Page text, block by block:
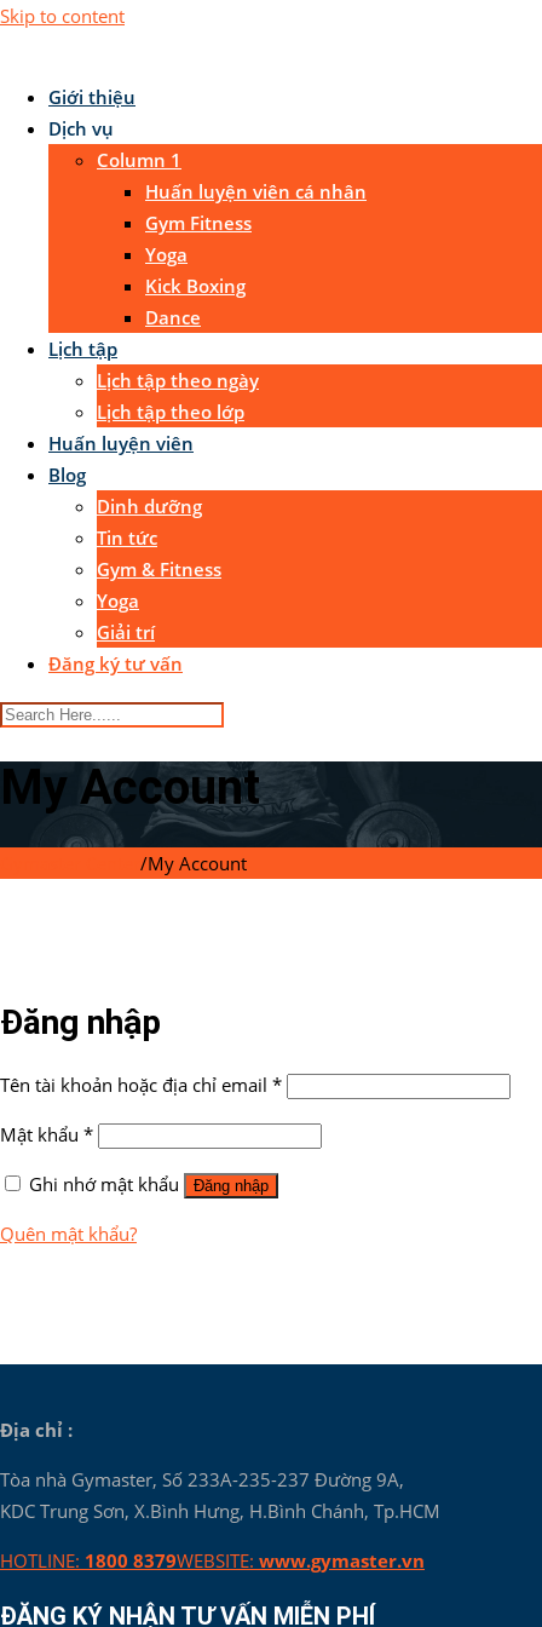
Skip to content
Giới thiệu
Dịch vụ
Column 1
Huấn luyện viên cá nhân
Gym Fitness
Yoga
Kick Boxing
Dance
Lịch tập
Lịch tập theo ngày
Lịch tập theo lớp
Huấn luyện viên
Blog
Dinh dưỡng
Tin tức
Gym & Fitness
Yoga
Giải trí
Đăng ký tư vấn
My Account
/My Account
Đăng nhập
Tên tài khoản hoặc địa chỉ email *
Mật khẩu *
Ghi nhớ mật khẩu Đăng nhập
Quên mật khẩu?
Địa chỉ :
Tòa nhà Gymaster, Số 233A-235-237 Đường 9A,
KDC Trung Sơn, X.Bình Hưng, H.Bình Chánh, Tp.HCM
HOTLINE: 1800 8379WEBSITE: www.gymaster.vn
ĐĂNG KÝ NHẬN TƯ VẤN MIỄN PHÍ